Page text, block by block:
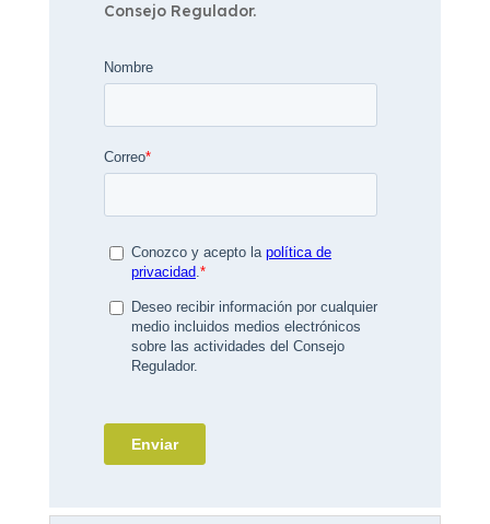
Consejo Regulador.